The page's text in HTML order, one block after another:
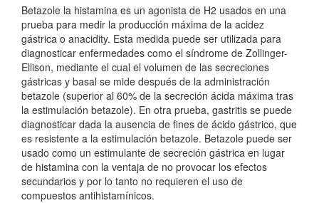
Betazole la histamina es un agonista de H2 usados en una
prueba para medir la producción máxima de la acidez
gástrica o anacidity. Esta medida puede ser utilizada para
diagnosticar enfermedades como el síndrome de Zollinger-
Ellison, mediante el cual el volumen de las secreciones
gástricas y basal se mide después de la administración
betazole (superior al 60% de la secreción ácida máxima tras
la estimulación betazole). En otra prueba, gastritis se puede
diagnosticar dada la ausencia de fines de ácido gástrico, que
es resistente a la estimulación betazole. Betazole puede ser
usado como un estimulante de secreción gástrica en lugar
de histamina con la ventaja de no provocar los efectos
secundarios y por lo tanto no requieren el uso de
compuestos antihistamínicos.